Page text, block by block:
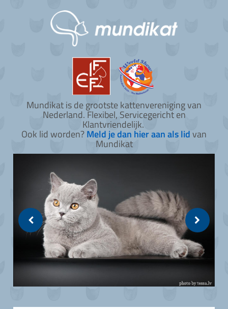
Mundikat is de grootste kattenvereniging van
Nederland. Flexibel, Servicegericht en
Klantvriendelijk.
Ook lid worden?Meld je dan hier aan als lidvan
Mundikat